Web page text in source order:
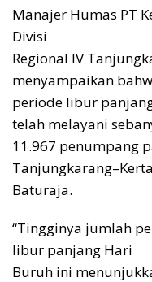
Manajer Humas PT
Divisi
Regional IV
menyampaikan
periode libur
telah melayani
11.967 penumpang
Baturaja.
“Tingginya jumlah
libur panjang Hari
Buruh ini